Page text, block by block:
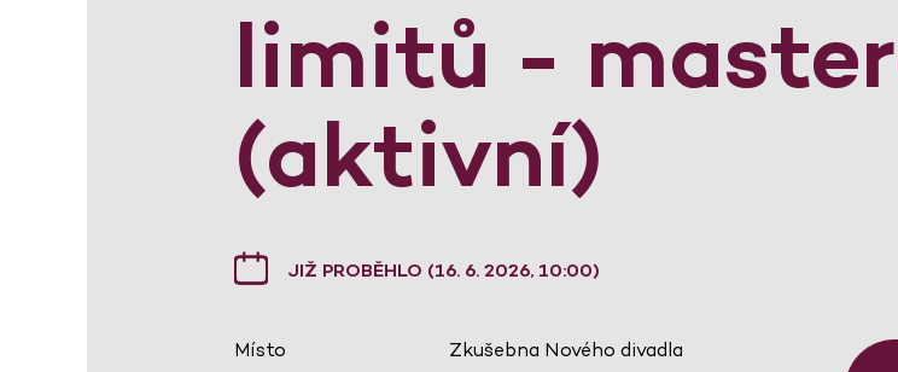
limitů -
(aktivní)
JIŽ PROBĚHLO (16. 6. 2026, 10:00)
Místo Zkušebna Nového divadla